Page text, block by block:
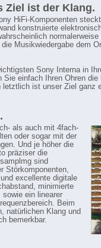
Ziel ist der Klang.
HiFi-Komponenten
konstruierte
Musikwiedergabe dem
Sony Interna in
einfach Ihren Ohren die
letztlich ist unser Ziel ganz
als auch mit 4fach-
oder sogar mit der
Und je höher die
präziser die
sind
Störkomponenten,
excellente digitale
minimierte
sowie ein linearer
Beim
natürlichen Klang und
bemerkbar.